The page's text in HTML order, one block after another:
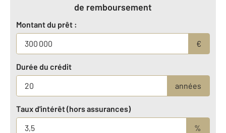
de remboursement
Montant du prêt :
€
Durée du crédit
années
Taux d'intérêt (hors assurances)
%